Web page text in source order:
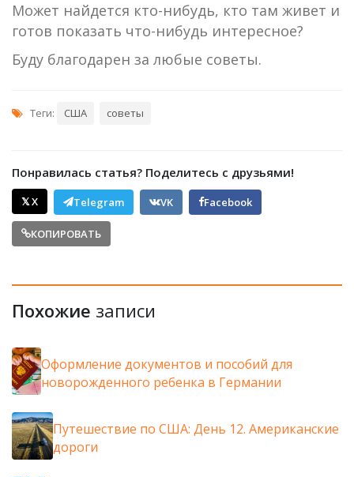
Может найдется кто-нибудь, кто там живет и
готов показать что-нибудь интересное?
Буду благодарен за любые советы.
Теги: США советы
Понравилась статья? Поделитесь с друзьями!
𝕏 X Telegram VK Facebook
КОПИРОВАТЬ
Похожие записи
Оформление документов и пособий для
новорожденного ребенка в Германии
Путешествие по США: День 12. Американские
дороги